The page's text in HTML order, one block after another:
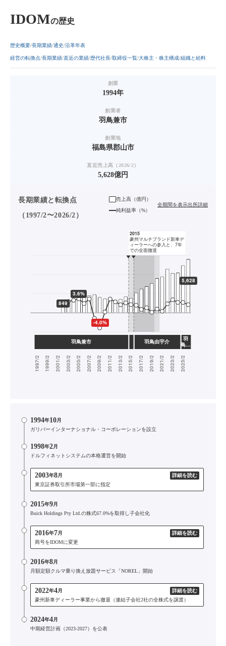
IDOMの歴史
歴史概要 長期業績 通史 沿革年表
経営の転換点 長期業績 直近の業績 歴代社長 取締役一覧 大株主・株主構成 組織と給料
創業
1994年
創業者
羽鳥兼市
創業地
福島県郡山市
直近売上高（2026/2）
5,628億円
長期業績と転換点
（1997/2〜2026/2）
売上高（億円）
純利益率（%）
全期間を表示出所詳細
1994年10月
ガリバーインターナショナル・コーポレーションを設立
1998年2月
ドルフィネットシステムの本格運営を開始
2003年8月
詳細を読む
東京証券取引所市場第一部に指定
2015年9月
Buick Holdings Pty Ltd.の株式67.0%を取得し子会社化
2016年7月
詳細を読む
商号をIDOMに変更
2016年8月
月額定額クルマ乗り換え放題サービス「NOREL」開始
2022年4月
詳細を読む
豪州新車ディーラー事業から撤退（連結子会社2社の全株式を譲渡）
2024年4月
中期経営計画（2023-2027）を公表